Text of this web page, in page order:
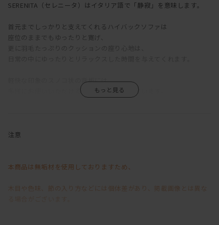
SERENITA（セレニータ）はイタリア語で「静寂」を意味します。
首元までしっかりと支えてくれるハイバックソファは
座位のままでもゆったりと寛げ、
軽快な印象のスノコ状の背板には、
多様にお使いいただけるカウンターがついています。
コンパクトな見かけ以上に大変使い勝手が良いです。
良質な素材を的確に使用することで薄さの中に、
チップウレタンをベースに
注意
本商品は無垢材を使用しておりますため、
木目や色味、節の入り方などには個体差があり、掲載画像とは異な